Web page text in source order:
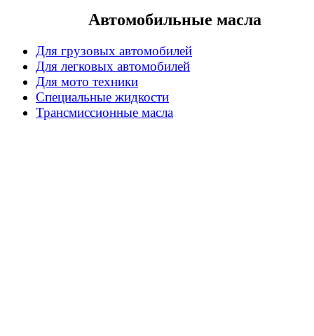
Автомобильные масла
Для грузовых автомобилей
Для легковых автомобилей
Для мото техники
Специальные жидкости
Трансмиссионные масла